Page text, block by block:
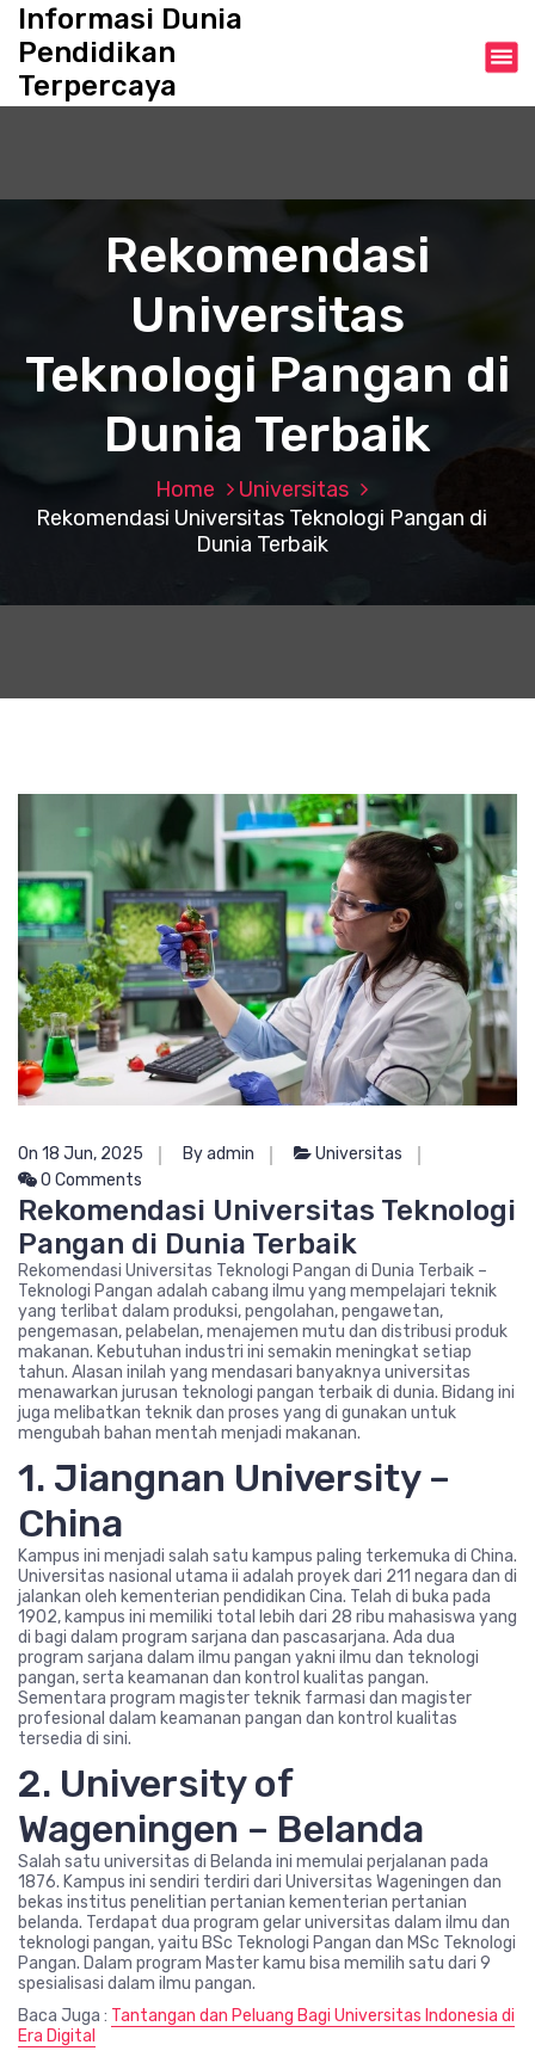
o
Informasi Dunia
Pendidikan
Terpercaya
Rekomendasi
Universitas
Teknologi Pangan di
Dunia Terbaik
Home
Universitas
Rekomendasi Universitas Teknologi Pangan di
Dunia Terbaik
On 18 Jun, 2025 By admin
Universitas
0 Comments
Rekomendasi Universitas Teknologi
Pangan di Dunia Terbaik
Rekomendasi Universitas Teknologi Pangan di Dunia Terbaik –
Teknologi Pangan adalah cabang ilmu yang mempelajari teknik
yang terlibat dalam produksi, pengolahan, pengawetan,
pengemasan, pelabelan, menajemen mutu dan distribusi produk
makanan. Kebutuhan industri ini semakin meningkat setiap
tahun. Alasan inilah yang mendasari banyaknya universitas
menawarkan jurusan teknologi pangan terbaik di dunia. Bidang ini
juga melibatkan teknik dan proses yang di gunakan untuk
mengubah bahan mentah menjadi makanan.
1. Jiangnan University –
China
Kampus ini menjadi salah satu kampus paling terkemuka di China.
Universitas nasional utama ii adalah proyek dari 211 negara dan di
jalankan oleh kementerian pendidikan Cina. Telah di buka pada
1902, kampus ini memiliki total lebih dari 28 ribu mahasiswa yang
di bagi dalam program sarjana dan pascasarjana. Ada dua
program sarjana dalam ilmu pangan yakni ilmu dan teknologi
pangan, serta keamanan dan kontrol kualitas pangan.
Sementara program magister teknik farmasi dan magister
profesional dalam keamanan pangan dan kontrol kualitas
tersedia di sini.
2. University of
Wageningen – Belanda
Salah satu universitas di Belanda ini memulai perjalanan pada
1876. Kampus ini sendiri terdiri dari Universitas Wageningen dan
bekas institus penelitian pertanian kementerian pertanian
belanda. Terdapat dua program gelar universitas dalam ilmu dan
teknologi pangan, yaitu BSc Teknologi Pangan dan MSc Teknologi
Pangan. Dalam program Master kamu bisa memilih satu dari 9
spesialisasi dalam ilmu pangan.
Baca Juga : Tantangan dan Peluang Bagi Universitas Indonesia di
Era Digital